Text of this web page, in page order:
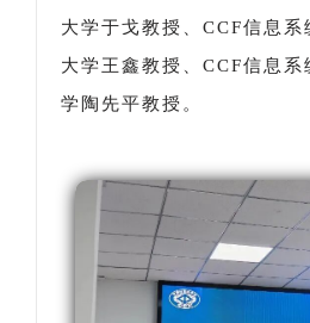
大学于戈教授、CCF信息
大学王鑫教授、CCF信息系
学陶先平教授。